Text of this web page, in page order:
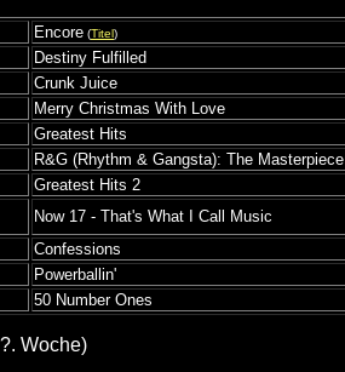
Encore (Titel )
Destiny Fulfilled
Crunk Juice
Merry Christmas With Love
Greatest Hits
R&G (Rhythm & Gangsta): The Masterpiece
Greatest Hits 2
Now 17 - That's What I Call Music
Confessions
Powerballin'
50 Number Ones
Woche)